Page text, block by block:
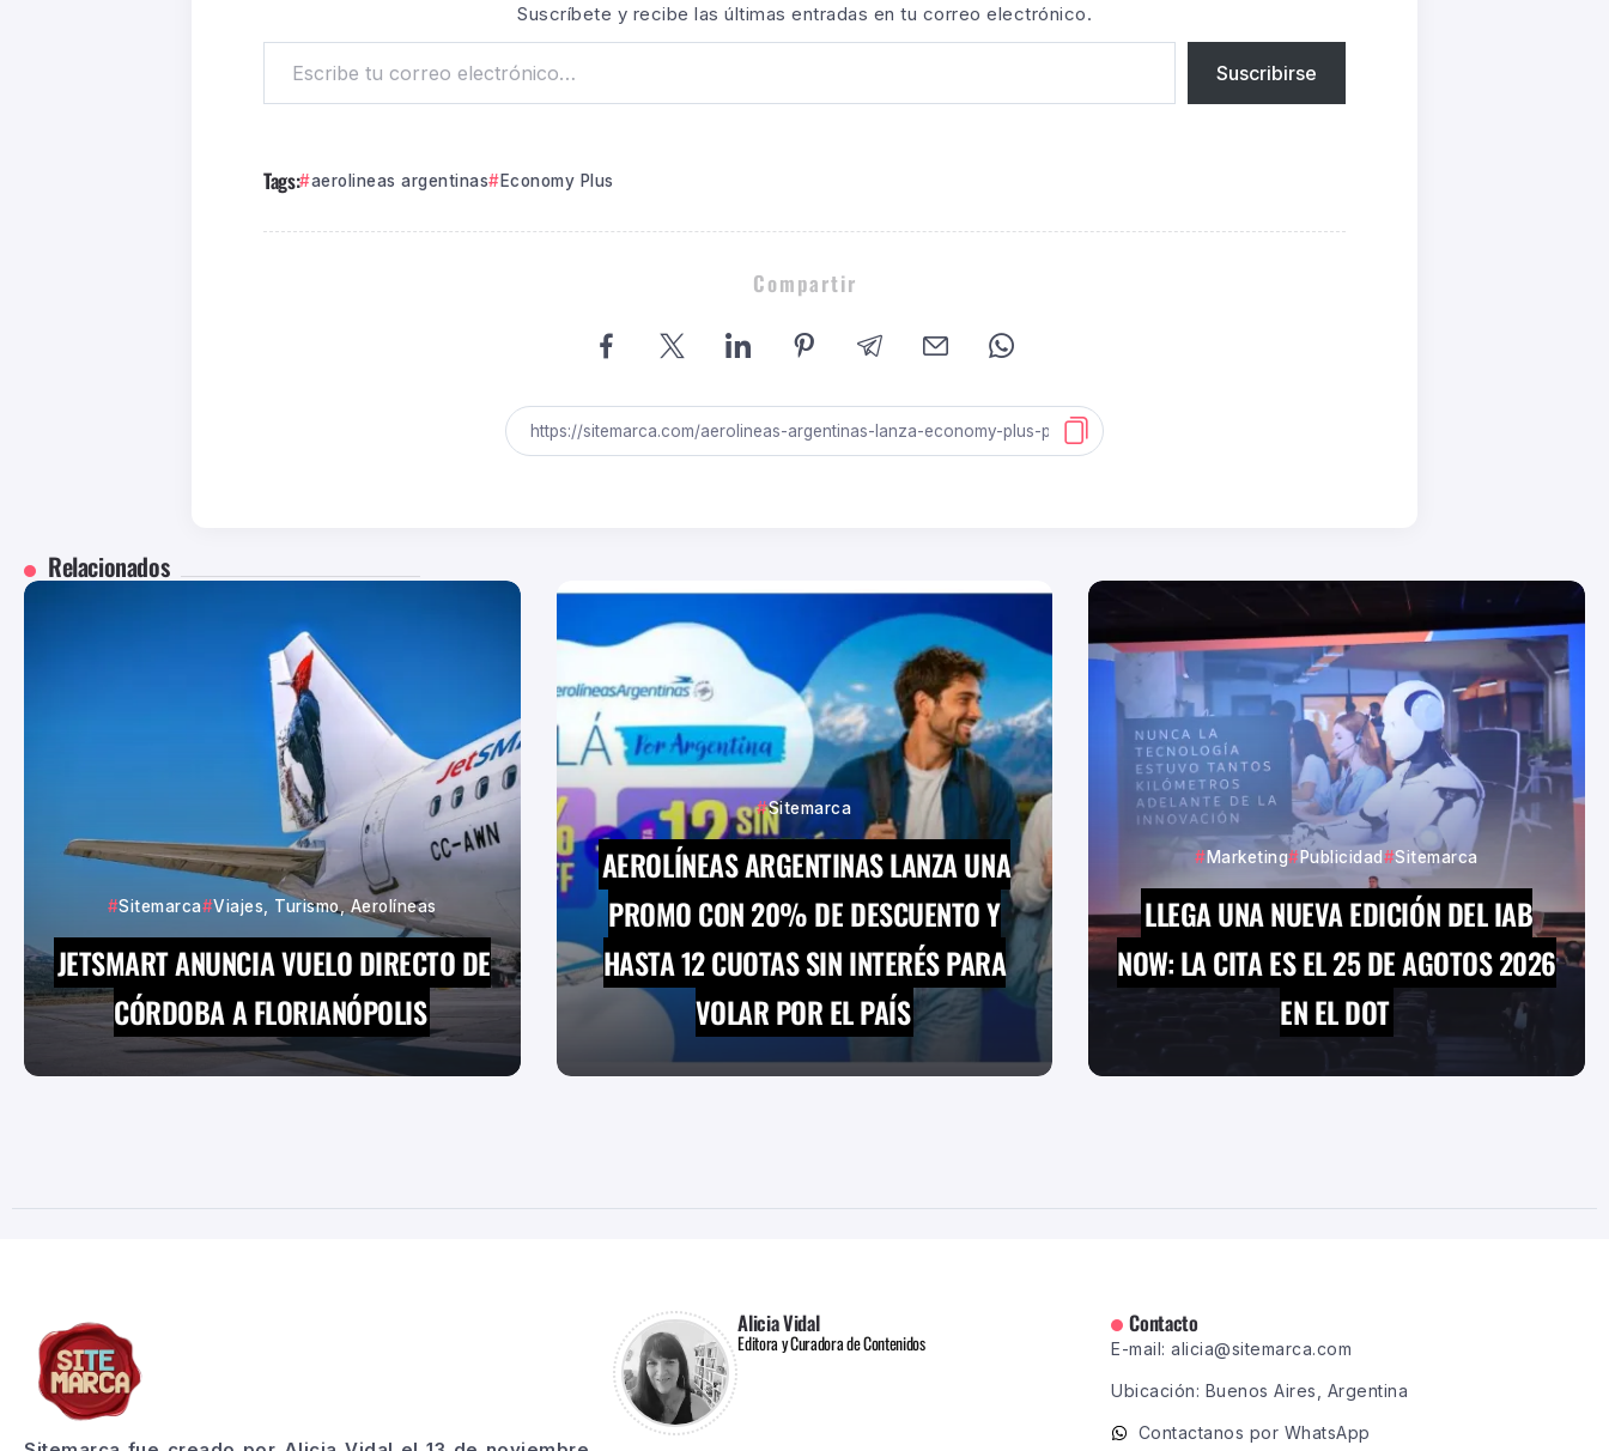
Suscríbete y recibe las últimas entradas en tu correo electrónico.
Suscribirse
Tags: aerolineas argentinas Economy Plus
Compartir
Relacionados
Sitemarca Viajes, Turismo, Aerolíneas
JETSMART ANUNCIA VUELO DIRECTO DE
CÓRDOBA A FLORIANÓPOLIS
Sitemarca
AEROLÍNEAS ARGENTINAS LANZA UNA
PROMO CON 20% DE DESCUENTO Y
HASTA 12 CUOTAS SIN INTERÉS PARA
VOLAR POR EL PAÍS
Marketing Publicidad Sitemarca
LLEGA UNA NUEVA EDICIÓN DEL IAB
NOW: LA CITA ES EL 25 DE AGOTOS 2026
EN EL DOT
Alicia Vidal
Editora y Curadora de Contenidos
Contacto
E-mail: alicia@sitemarca.com
Ubicación: Buenos Aires, Argentina
Contactanos por WhatsApp